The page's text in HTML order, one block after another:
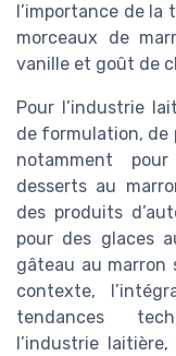
l’importance de
morceaux de
vanille et goût de
Pour l’industrie
de formulation, de
notamment
desserts au
des produits
pour des glaces
gâteau au marron
contexte,
tendances
l’industrie